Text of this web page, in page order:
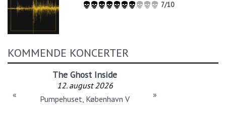
7/10
KOMMENDE KONCERTER
The Ghost Inside
12. august 2026
Pumpehuset, København V
« »